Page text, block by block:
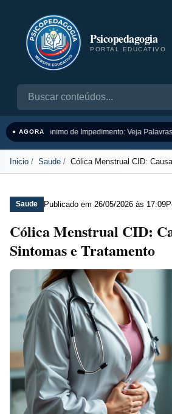
Psicopedagogia
PORTAL EDUCATIVO
● AGORASinônimo de Impedimento: Veja
Inicio Saude Cólica Menstrual CID:
Saude Publicado em 26/05/2026 às 17:09
Cólica Menstrual CID:
Sintomas e Tratamento